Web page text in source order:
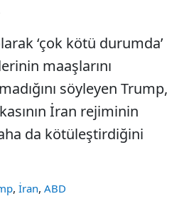
‘çok kötü durumda’
maaşlarını
söyleyen Trump,
İran rejiminin
da kötüleştirdiğini
, İran, ABD